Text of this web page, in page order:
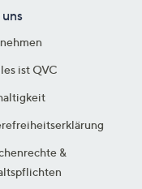
ist QVC
&